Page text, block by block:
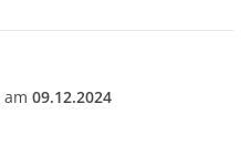
am 09.12.2024